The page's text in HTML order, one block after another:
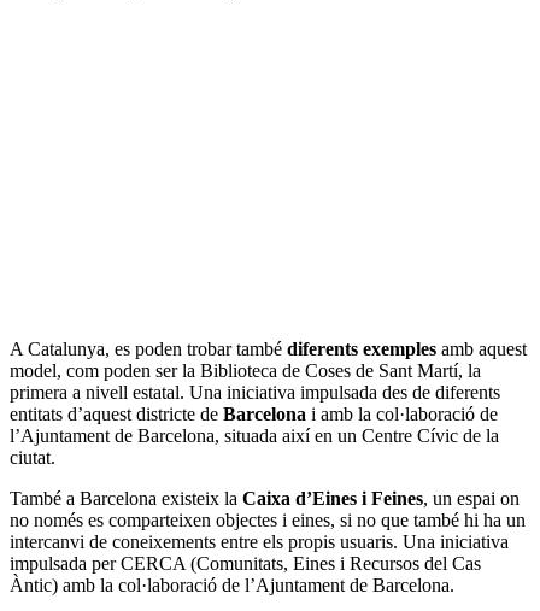
A Catalunya, es poden trobar també diferents exemples amb aquest
model, com poden ser la Biblioteca de Coses de Sant Martí, la
primera a nivell estatal. Una iniciativa impulsada des de diferents
entitats d’aquest districte de Barcelona i amb la col·laboració de
l’Ajuntament de Barcelona, situada així en un Centre Cívic de la
ciutat.
També a Barcelona existeix la Caixa d’Eines i Feines, un espai on
no només es comparteixen objectes i eines, si no que també hi ha un
intercanvi de coneixements entre els propis usuaris. Una iniciativa
impulsada per CERCA (Comunitats, Eines i Recursos del Cas
Àntic) amb la col·laboració de l’Ajuntament de Barcelona.